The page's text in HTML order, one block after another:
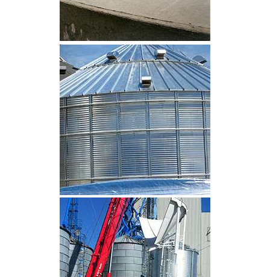
CLIQUEZ POUR AGRANDIR
CLIQUEZ POUR AGRANDIR